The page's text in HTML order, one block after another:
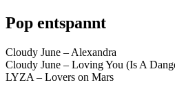
Pop entspannt
Cloudy June – Alexandra
Cloudy June – Loving You (Is A
LYZA – Lovers on Mars